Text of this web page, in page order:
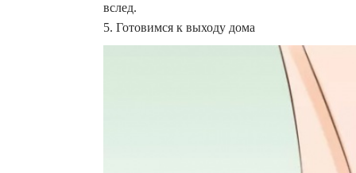
вслед.
5. Готовимся к выходу дома